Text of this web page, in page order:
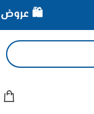
🛍️ عروض